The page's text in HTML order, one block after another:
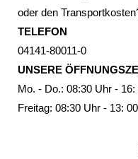
oder den
TELEFON
04141-80011-0
UNSERE
Mo. - Do.: 08:30 Uhr - 16:
Freitag: 08:30 Uhr - 13: